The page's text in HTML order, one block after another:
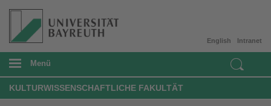
Intranet
English
Menü
KULTURWISSENSCHAFTLICHE FAKULTÄT